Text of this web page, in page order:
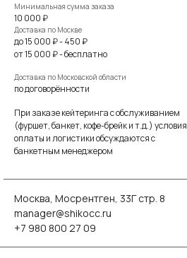
Минимальная сумма заказа
10 000 ₽
Доставка по Москве
до 15 000 ₽ - 450 ₽
от 15 000 ₽ - бесплатно
Доставка по Московской области
по договорённости
При заказе кейтеринга с обслуживанием
(фуршет, банкет, кофе-брейк и т.д.) условия
оплаты и логистики обсуждаются с
банкетным менеджером
Москва, Мосрентген, 33Г стр. 8
manager@shikocc.ru
+7 980 800 27 09